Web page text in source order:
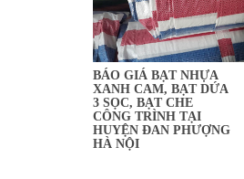
BÁO GIÁ BẠT NHỰA
XANH CAM, BẠT DỨA
3 SỌC, BẠT CHE
CÔNG TRÌNH TẠI
HUYỆN ĐAN PHƯỢNG
HÀ NỘI